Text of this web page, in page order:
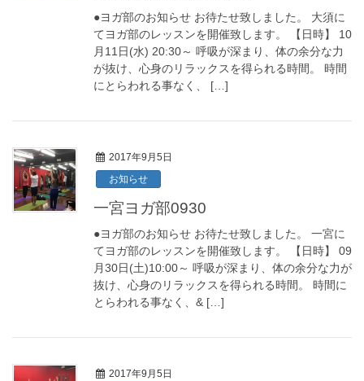
●ヨガ部のお知らせ お待たせ致しました。 大須に
てヨガ部のレッスンを開催致します。 【日時】 10
月11日(水) 20:30～ 呼吸が深まり、体の余分な力
が抜け、心身のリラックスを得られる時間。 時間
にとらわれる事なく、 […]
2017年9月5日
お知らせ
一宮ヨガ部0930
●ヨガ部のお知らせ お待たせ致しました。 一宮に
てヨガ部のレッスンを開催致します。 【日時】 09
月30日(土)10:00～ 呼吸が深まり、体の余分な力が
抜け、心身のリラックスを得られる時間。 時間に
とらわれる事なく、& […]
2017年9月5日